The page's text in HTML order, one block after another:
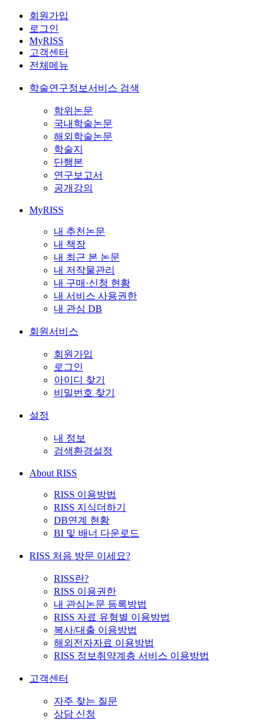
회원가입
로그인
MyRISS
고객센터
전체메뉴
학술연구정보서비스 검색
학위논문
국내학술논문
해외학술논문
학술지
단행본
연구보고서
공개강의
MyRISS
내 추천논문
내 책장
내 최근 본 논문
내 저작물관리
내 구매·신청 현황
내 서비스 사용권한
내 관심 DB
회원서비스
회원가입
로그인
아이디 찾기
비밀번호 찾기
설정
내 정보
검색환경설정
About RISS
RISS 이용방법
RISS 지식더하기
DB연계 현황
BI 및 배너 다운로드
RISS 처음 방문 이세요?
RISS란?
RISS 이용권한
내 관심논문 등록방법
RISS 자료 유형별 이용방법
복사/대출 이용방법
해외전자자료 이용방법
RISS 정보취약계층 서비스 이용방법
고객센터
자주 찾는 질문
상담 신청